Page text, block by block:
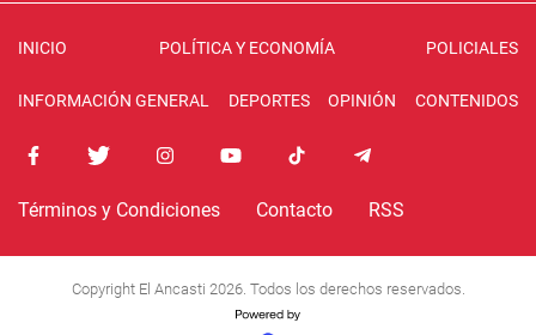
INICIO POLÍTICA Y ECONOMÍA POLICIALES
INFORMACIÓN GENERAL DEPORTES OPINIÓN CONTENIDOS
Términos y Condiciones Contacto RSS
Copyright El Ancasti 2026. Todos los derechos reservados.